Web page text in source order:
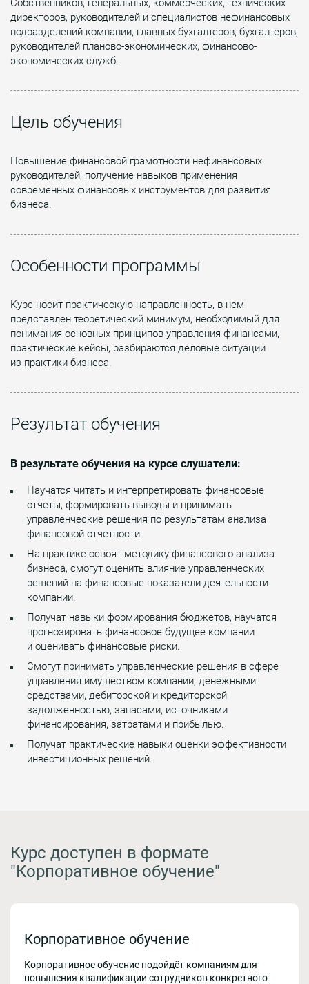
Собственников, генеральных, коммерческих, технических
директоров, руководителей и специалистов нефинансовых
подразделений компании, главных бухгалтеров, бухгалтеров,
руководителей планово-экономических, финансово-
экономических служб.
Цель обучения
Повышение финансовой грамотности нефинансовых
руководителей, получение навыков применения
современных финансовых инструментов для развития
бизнеса.
Особенности программы
Курс носит практическую направленность, в нем
представлен теоретический минимум, необходимый для
понимания основных принципов управления финансами,
практические кейсы, разбираются деловые ситуации
из практики бизнеса.
Результат обучения
В результате обучения на курсе слушатели:
Научатся читать и интерпретировать финансовые
отчеты, формировать выводы и принимать
управленческие решения по результатам анализа
финансовой отчетности.
На практике освоят методику финансового анализа
бизнеса, смогут оценить влияние управленческих
решений на финансовые показатели деятельности
компании.
Получат навыки формирования бюджетов, научатся
прогнозировать финансовое будущее компании
и оценивать финансовые риски.
Смогут принимать управленческие решения в сфере
управления имуществом компании, денежными
средствами, дебиторской и кредиторской
задолженностью, запасами, источниками
финансирования, затратами и прибылью.
Получат практические навыки оценки эффективности
инвестиционных решений.
Курс доступен в формате
"Корпоративное обучение"
Корпоративное обучение
Корпоративное обучение подойдёт компаниям для
повышения квалификации сотрудников конкретного